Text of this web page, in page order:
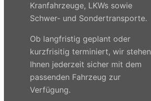
Kranfahrzeuge, LKWs sowie
Schwer- und Sondertransporte.
Ob langfristig geplant oder
kurzfrisitig terminiert, wir stehen
Ihnen jederzeit sicher mit dem
passenden Fahrzeug zur
Verfügung.